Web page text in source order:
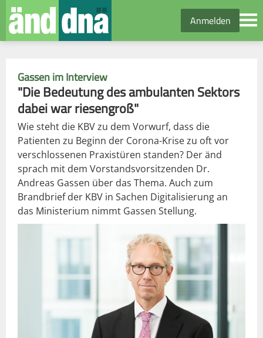
Anmelden
Gassen im Interview
"Die Bedeutung des ambulanten Sektors
dabei war riesengroß"
Wie steht die KBV zu dem Vorwurf, dass die
Patienten zu Beginn der Corona-Krise zu oft vor
verschlossenen Praxistüren standen? Der änd
sprach mit dem Vorstandsvorsitzenden Dr.
Andreas Gassen über das Thema. Auch zum
Brandbrief der KBV in Sachen Digitalisierung an
das Ministerium nimmt Gassen Stellung.